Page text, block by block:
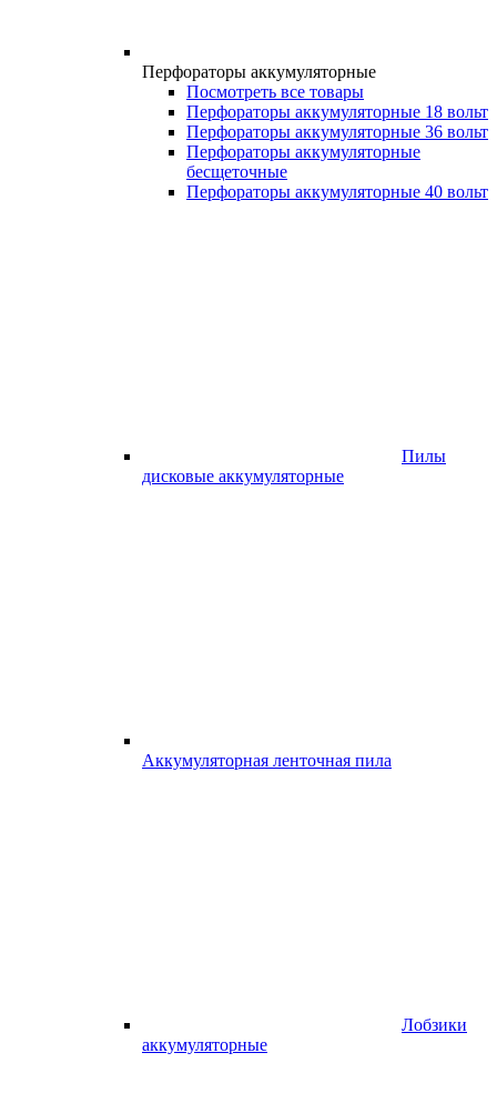
Перфораторы аккумуляторные
Посмотреть все товары
Перфораторы аккумуляторные 18 вольт
Перфораторы аккумуляторные 36 вольт
Перфораторы аккумуляторные
бесщеточные
Перфораторы аккумуляторные 40 вольт
Пилы
дисковые аккумуляторные
Аккумуляторная ленточная пила
Лобзики
аккумуляторные